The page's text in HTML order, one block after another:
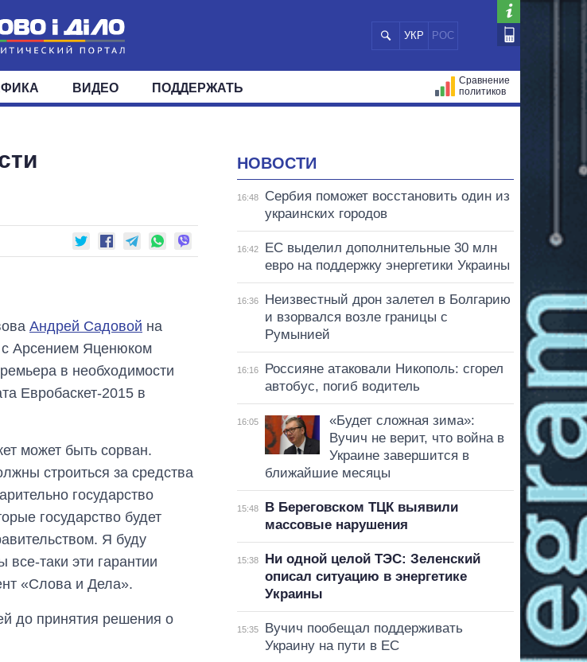
УКР РОС
ЭКОНОМИКА
КОМИТЕТЫ
ВИДЕО ПОДДЕРЖАТЬ
Сравнение
политиков
Андрей Садовой на
с Арсением Яценюком
в необходимости
Евробаскет-2015 в
может быть сорван.
строиться за средства
государство
государство будет
Я буду
таки эти гарантии
«Слова и Дела».
до принятия решения о
НОВОСТИ
16:48
Сербия поможет восстановить один из
украинских городов
16:42
ЕС выделил дополнительные 30 млн
евро на поддержку энергетики Украины
16:36
Неизвестный дрон залетел в Болгарию
и взорвался возле границы с
Румынией
16:16
Россияне атаковали Никополь: сгорел
автобус, погиб водитель
16:05
«Будет сложная зима»:
Вучич не верит, что война в
Украине завершится в
ближайшие месяцы
15:48
В Береговском ТЦК выявили
массовые нарушения
15:38
Ни одной целой ТЭС: Зеленский
описал ситуацию в энергетике
Украины
15:35
Вучич пообещал поддерживать
Украину на пути в ЕС